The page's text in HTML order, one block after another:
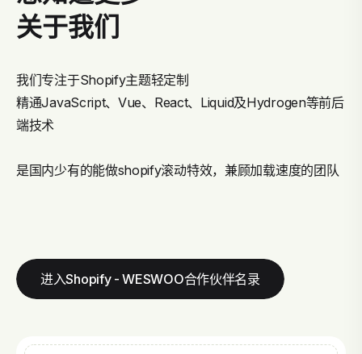
关于我们
我们专注于Shopify主题轻定制
精通JavaScript、Vue、React、Liquid及Hydrogen等前后
端技术
是国内少有的能做shopify滚动特效，兼顾加载速度的团队
进入Shopify - WESWOO合作伙伴名录